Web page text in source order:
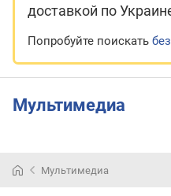
доставкой по
Попробуйте поискать
Мультимедиа
Мультимедиа